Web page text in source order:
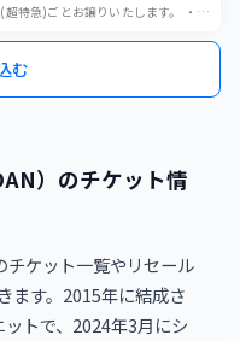
超特急FC最速先行当選分 アプグレ限定グッズ(超特急)ごとお譲りいたします。 ・端末貸出でのお譲りを予定しております。端末お渡しの際にその場で受取通知をし...
む
）のチケット情
ケット一覧やリセール
ます。2015年に結成さ
トで、2024年3月にシ